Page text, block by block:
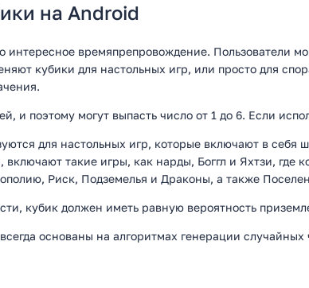
на Android
интересное времяпрепровождение. Пользователи
кубики для настольных игр, или просто для
и поэтому могут выпасть число от 1 до 6. Если
для настольных игр, которые включают в
включают такие игры, как нарды, Боггл и Яхтзи,
Риск, Подземелья и Драконы, а также
кубик должен иметь равную вероятность
основаны на алгоритмах генерации случайных